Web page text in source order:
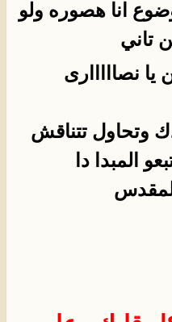
انا هصوره ولو
تاني
يا نصااااارى
وتحاول تتناقش
المبدا دا